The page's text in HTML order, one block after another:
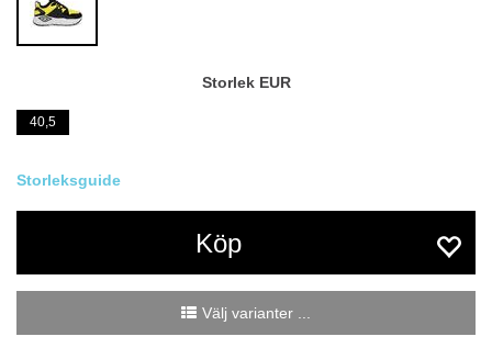
Storlek EUR
40,5
Köp
Välj varianter ...